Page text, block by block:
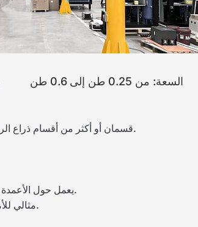
السعة: من 0.25 طن إلى 0.6 طن
قسمان أو أكثر من أقسام ذراع الرافعة متصلة بمفاصل مفصلية.
يعمل حول الأعمدة والآلات والمقاعد والعوائق.
مثالي للأماكن الضيقة أو المحصورة.